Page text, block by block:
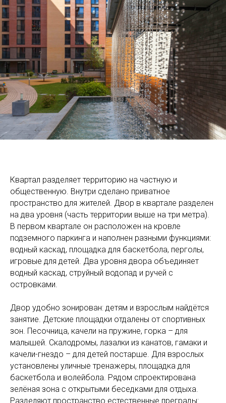
Квартал разделяет территорию на частную и
общественную. Внутри сделано приватное
пространство для жителей. Двор в квартале разделен
на два уровня (часть территории выше на три метра).
В первом квартале он расположен на кровле
подземного паркинга и наполнен разными функциями:
водный каскад, площадка для баскетбола, перголы,
игровые для детей. Два уровня двора объединяет
водный каскад, струйный водопад и ручей с
островками.
Двор удобно зонирован: детям и взрослым найдётся
занятие. Детские площадки отдалены от спортивных
зон. Песочница, качели на пружине, горка – для
малышей. Скалодромы, лазалки из канатов, гамаки и
качели-гнездо – для детей постарше. Для взрослых
установлены уличные тренажеры, площадка для
баскетбола и волейбола. Рядом спроектирована
зелёная зона с открытыми беседками для отдыха.
Разделяют пространство естественные преграды: